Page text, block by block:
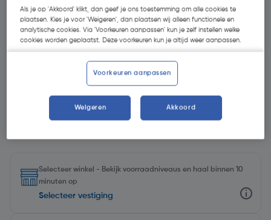
€ 14,01| Excl. btw € 11,58
Kies productvariant(4)
Selecteer winkel - Bekijk voorraadniveaus en haal binnen 10
minuten op
Selecteer vestiging
Als je op 'Akkoord' klikt, dan geef je ons toestemming om alle cookies te
plaatsen. Kies je voor 'Weigeren', dan plaatsen wij alleen functionele en
analytische cookies. Via 'Voorkeuren aanpassen' kun je zelf instellen welke
cookies worden geplaatst. Deze voorkeuren kun je altijd weer aanpassen.
Voorkeuren aanpassen
Weigeren Akkoord